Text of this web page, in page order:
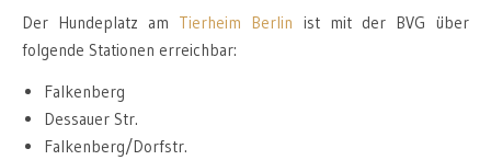
Der Hundeplatz am Tierheim Berlin ist mit der BVG über
folgende Stationen erreichbar:
Falkenberg
Dessauer Str.
Falkenberg/Dorfstr.